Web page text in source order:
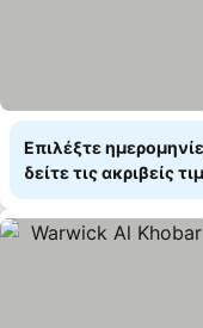
Επιλέξτε
δείτε τις ακριβείς